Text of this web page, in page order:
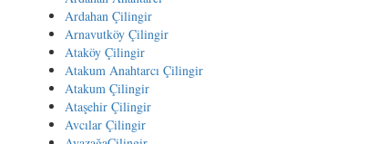
Ardahan Çilingir
Arnavutköy Çilingir
Ataköy Çilingir
Atakum Anahtarcı Çilingir
Atakum Çilingir
Ataşehir Çilingir
Avcılar Çilingir